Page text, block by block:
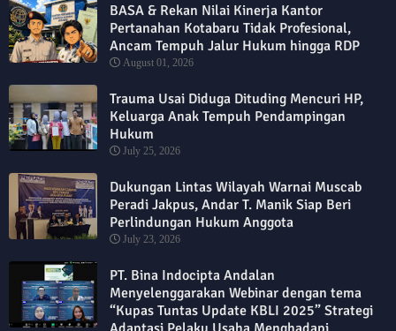
BASA & Rekan Nilai Kinerja Kantor
Pertanahan Kotabaru Tidak Profesional,
Ancam Tempuh Jalur Hukum hingga RDP
August 01, 2026
Trauma Usai Diduga Dituding Mencuri HP,
Keluarga Anak Tempuh Pendampingan
Hukum
July 25, 2026
Dukungan Lintas Wilayah Warnai Muscab
Peradi Jakpus, Andar T. Manik Siap Beri
Perlindungan Hukum Anggota
July 23, 2026
PT. Bina Indocipta Andalan
Menyelenggarakan Webinar dengan tema
“Kupas Tuntas Update KBLI 2025” Strategi